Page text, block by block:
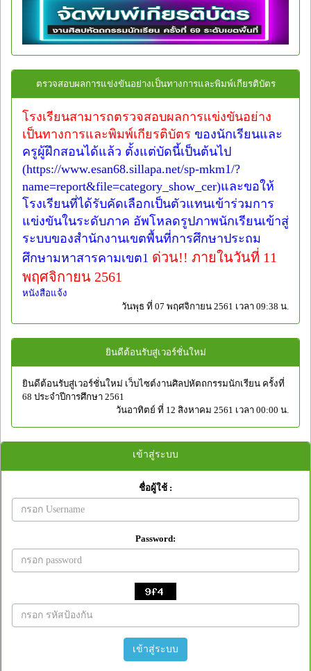
ตรวจสอบผลการแข่งขันอย่างเป็นทางการและพิมพ์เกียรติบัตร
โรงเรียนสามารถตรวจสอบผลการแข่งขันอย่าง
เป็นทางการและพิมพ์เกียรติบัตร ของนักเรียนและ
ครูผู้ฝึกสอนได้แล้ว ตั้งแต่บัดนี้เป็นต้นไป
(https://www.esan68.sillapa.net/sp-mkm1/?
name=report&file=category_show_cer)และขอให้
โรงเรียนที่ได้รับคัดเลือกเป็นตัวแทนเข้าร่วมการ
แข่งขันในระดับภาค อัพโหลดรูปภาพนักเรียนเข้าสู่
ระบบของสำนักงานเขตพื้นที่การศึกษาประถม
ศึกษามหาสารคามเขต1 ด่วน!! ภายในวันที่ 11
พฤศจิกายน 2561
หนังสือแจ้ง
วันพุธ ที่ 07 พฤศจิกายน 2561 เวลา 09:38 น.
ยินดีต้อนรับสู่เวอร์ชั่นใหม่
ยินดีต้อนรับสู่เวอร์ชั่นใหม่ เว็บไซต์งานศิลปหัตถกรรมนักเรียน ครั้งที่
68 ประจำปีการศึกษา 2561
วันอาทิตย์ ที่ 12 สิงหาคม 2561 เวลา 00:00 น.
เข้าสู่ระบบ
ชื่อผู้ใช้ :
Password:
เข้าสู่ระบบ